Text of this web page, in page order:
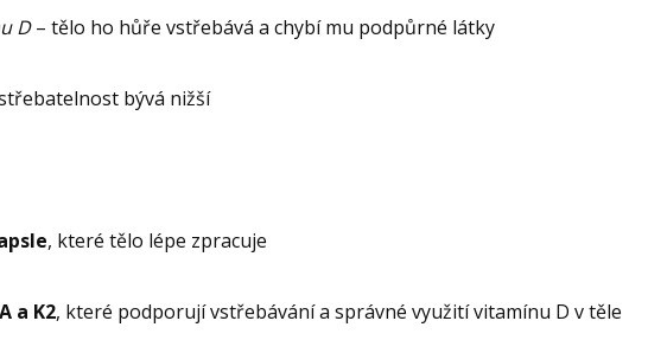
D– tělo ho hůře vstřebává a chybí mu podpůrné látky
bývá nižší
, které tělo lépe zpracuje
a K2, které podporují vstřebávání a správné využití vitamínu D v těle